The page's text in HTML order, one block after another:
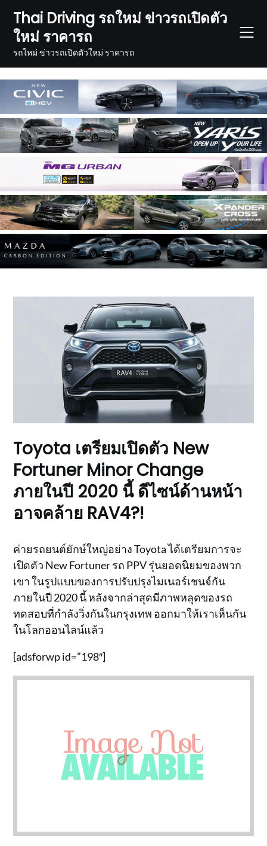
content
Thai Driving รถใหม่ ข่าวรถเปิดตัว
ใหม่ ราคารถ
รถใหม่ ข่าวรถเปิดตัวใหม่ ราคารถ
Toyota เตรียมเปิดตัว New
Fortuner Minor Change
ภายในปี 2020 นี้ ดีไซน์ด้านหน้า
อาจคล้าย RAV4?!
ค่ายรถยนต์ยักษ์ใหญ่อย่าง Toyota ได้เตรียมการจะ
เปิดตัว New Fortuner รถ PPV รุ่นยอดนิยมของพวก
เขา ในรูปแบบของการปรับปรุงไมเนอร์เชนจ์กัน
ภายในปี 2020 นี้ หลังจากล่าสุดมีภาพหลุดของรถ
ทดสอบที่กำลังวิ่งกันในกรุงเทพ ออกมาให้เราเห็นกัน
ในโลกออนไลน์แล้ว
[adsforwp id=”198″]